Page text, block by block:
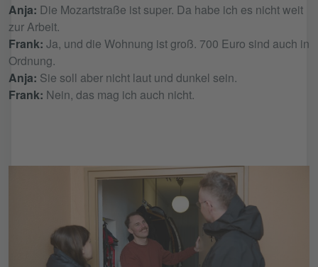
Anja: Die Mozartstraße ist super. Da habe ich es nicht weit
zur Arbeit.
Frank: Ja, und die Wohnung ist groß. 700 Euro sind auch in
Ordnung.
Anja: Sie soll aber nicht laut und dunkel sein.
Frank: Nein, das mag ich auch nicht.